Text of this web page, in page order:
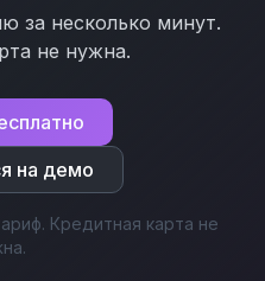
за несколько минут.
не нужна.
на демо
Кредитная карта не